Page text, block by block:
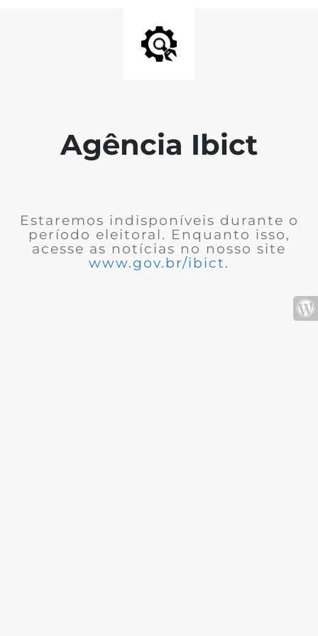
Agência Ibict
Estaremos indisponíveis durante o
período eleitoral. Enquanto isso,
acesse as notícias no nosso site
www.gov.br/ibict.